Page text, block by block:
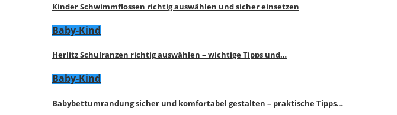
Kinder Schwimmflossen richtig auswählen und sicher einsetzen
Baby-Kind
Herlitz Schulranzen richtig auswählen – wichtige Tipps und…
Baby-Kind
Babybettumrandung sicher und komfortabel gestalten – praktische Tipps…